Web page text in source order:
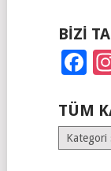
BIZI
TÜM
Tüm
Kategoriler